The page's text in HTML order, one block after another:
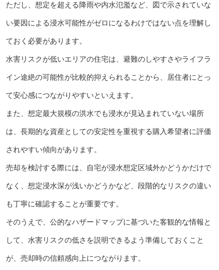
ただし、想定を超える降雨や内水氾濫など、図で示されていな
い要因による浸水可能性がゼロになるわけではない点を理解し
ておく必要があります。
水害リスクが低いエリアの住宅は、避難のしやすさやライフラ
イン途絶の可能性が比較的抑えられることから、居住者にとっ
て安心感につながりやすいといえます。
また、想定最大規模の洪水でも浸水が見込まれていない場所
は、長期的な資産としての安定性を重視する購入希望者に評価
されやすい傾向があります。
売却を検討する際には、自宅が浸水想定区域外かどうかだけで
なく、想定浸水深が浅いかどうかなど、段階的なリスクの違い
も丁寧に確認することが重要です。
そのうえで、公的なハザードマップに基づいた客観的な情報と
して、水害リスクの低さを説明できるよう準備しておくこと
が、売却時の信頼感向上につながります。